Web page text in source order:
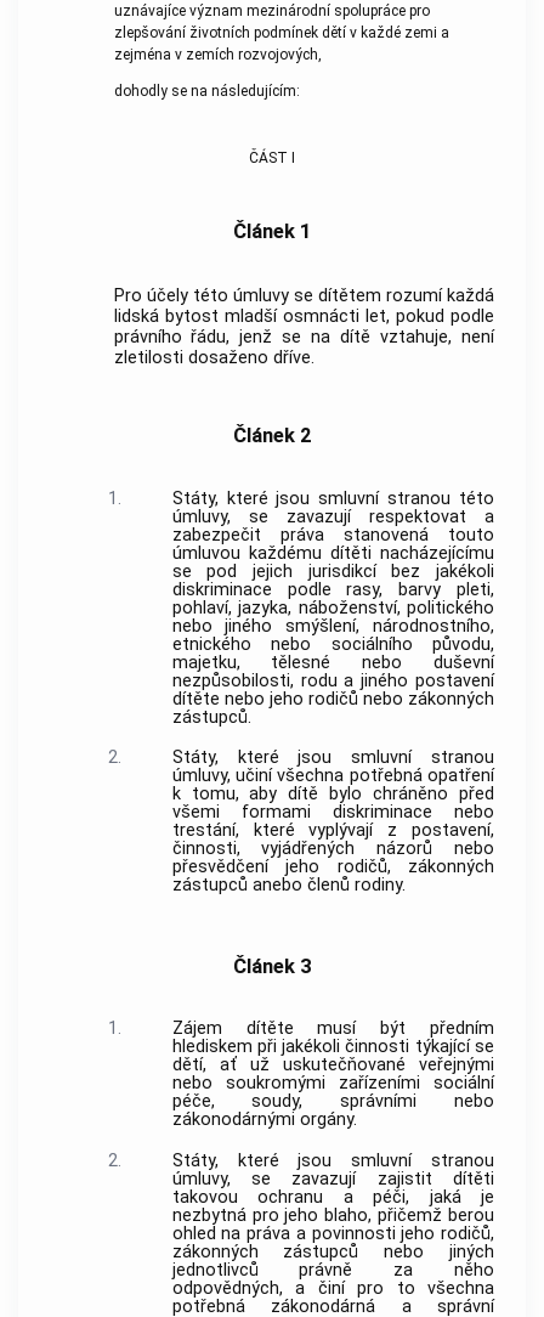
uznávajíce význam mezinárodní spolupráce pro
zlepšování životních podmínek dětí v každé zemi a
zejména v zemích rozvojových,
dohodly se na následujícím:
ČÁST I
Článek 1
Pro účely této úmluvy se dítětem rozumí každá
lidská bytost mladší osmnácti let, pokud podle
právního řádu, jenž se na dítě vztahuje, není
zletilosti dosaženo dříve.
Článek 2
1.
Státy, které jsou smluvní stranou této
úmluvy, se zavazují respektovat a
zabezpečit práva stanovená touto
úmluvou každému dítěti nacházejícímu
se pod jejich jurisdikcí bez jakékoli
diskriminace podle rasy, barvy pleti,
pohlaví, jazyka, náboženství, politického
nebo jiného smýšlení, národnostního,
etnického nebo sociálního původu,
majetku, tělesné nebo duševní
nezpůsobilosti, rodu a jiného postavení
dítěte nebo jeho rodičů nebo zákonných
zástupců.
2.
Státy, které jsou smluvní stranou
úmluvy, učiní všechna potřebná opatření
k tomu, aby dítě bylo chráněno před
všemi formami diskriminace nebo
trestání, které vyplývají z postavení,
činnosti, vyjádřených názorů nebo
přesvědčení jeho rodičů, zákonných
zástupců anebo členů rodiny.
Článek 3
1.
Zájem dítěte musí být předním
hlediskem při jakékoli činnosti týkající se
dětí, ať už uskutečňované veřejnými
nebo soukromými zařízeními sociální
péče, soudy, správními nebo
zákonodárnými orgány.
2.
Státy, které jsou smluvní stranou
úmluvy, se zavazují zajistit dítěti
takovou ochranu a péči, jaká je
nezbytná pro jeho blaho, přičemž berou
ohled na práva a povinnosti jeho rodičů,
zákonných zástupců nebo jiných
jednotlivců právně za něho
odpovědných, a činí pro to všechna
potřebná zákonodárná a správní